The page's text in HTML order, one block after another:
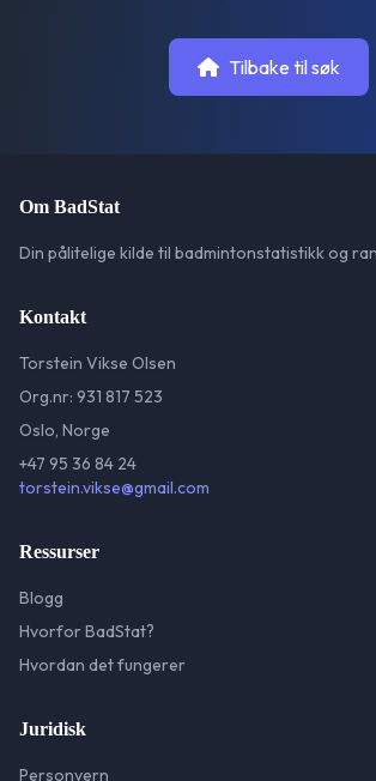
Tilbake til søk
Om BadStat
Din pålitelige kilde til badmintonstatistikk og
Kontakt
Torstein Vikse Olsen
Org.nr: 931 817 523
Oslo, Norge
+47 95 36 84 24
torstein.vikse@gmail.com
Ressurser
Blogg
Hvorfor BadStat?
Hvordan det fungerer
Juridisk
Personvern